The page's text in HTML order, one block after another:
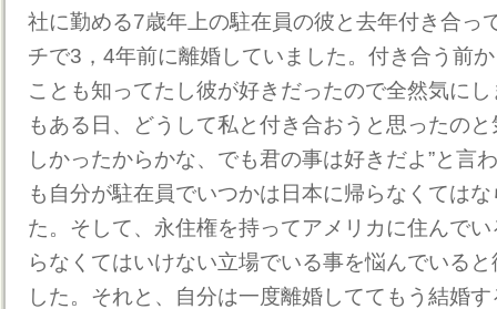
社に勤める7歳年上の駐在員の彼と去年付き合っ
チで3，4年前に離婚していました。付き合う前
ことも知ってたし彼が好きだったので全然気に
もある日、どうして私と付き合おうと思ったの
しかったからかな、でも君の事は好きだよ”と言
も自分が駐在員でいつかは日本に帰らなくては
た。そして、永住権を持ってアメリカに住んで
らなくてはいけない立場でいる事を悩んでいる
した。それと、自分は一度離婚しててもう結婚